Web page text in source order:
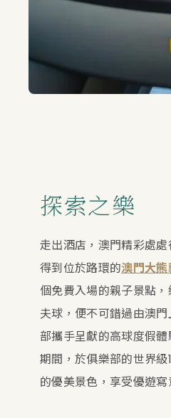
探索之樂
走出酒店，澳門精彩處
得到位於路環的澳門大
個免費入場的親子景點
夫球，便不可錯過由澳
部攜手呈獻的高球度假體
期間，於俱樂部的世界
的優美景色，享受優遊寫